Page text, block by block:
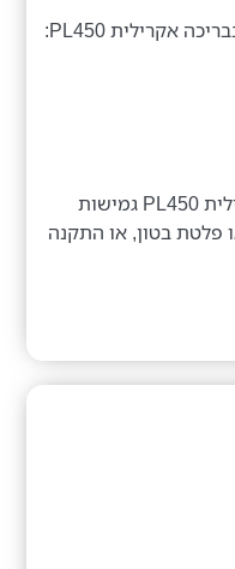
אפשרויות ההתקנה של בריכה אקרילית PL450 גמישות
בטון, או התקנה